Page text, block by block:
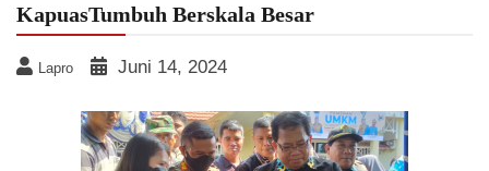
KapuasTumbuh Berskala Besar
Lapro Juni 14, 2024